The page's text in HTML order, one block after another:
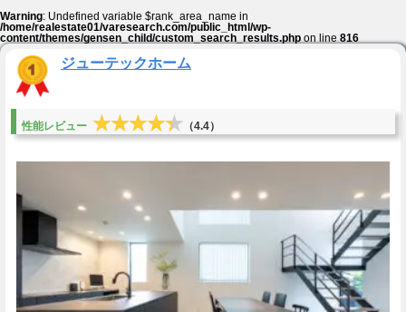
Warning: Undefined variable $rank_area_name in
/home/realestate01/varesearch.com/public_html/wp-
content/themes/gensen_child/custom_search_results.phpon line816
ジューテックホーム
性能レビュー ★★★★★
★★★★★ （4.4）